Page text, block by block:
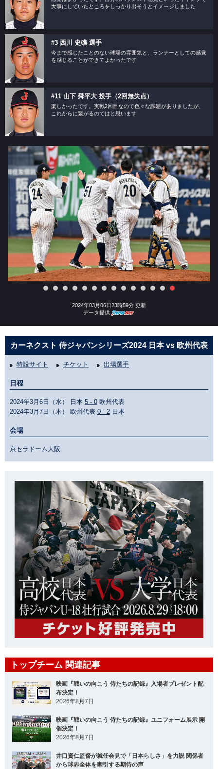
大事にしていたところをしっかり出そうとイメージしました
#3 西川 史礁 選手
今まで感じたことのない球場の雰囲気と、ランナーとしての感覚
を感じることができてよかったです
#11 山下 舜平大 投手（2回無失点）
楽しかったです。実戦2回目なので色々な課題がありましたが、
これからに繋がるのではと思います
2024年03月06日23時59分 更新
データ提供
カーネクスト 侍ジャパンシリーズ2024 日本 vs 欧州代表
特設サイト チケット 出場選手
日程
2024年3月6日（水） 日本 5 - 0 欧州代表
2024年3月7日（木） 欧州代表 0 - 2 日本
会場
京セラドーム大阪
トップチーム 関連記事
映画『戦いの向こう 侍たちの記録』入場者プレゼント配
布決定！
2026年8月7日
映画『戦いの向こう 侍たちの記録』ユニフォーム展示 開
催決定！
2026年8月7日
井口資仁監督が就任会見で「日本らしさ」を力説 関係者
から球界全体を牽引する期待の声